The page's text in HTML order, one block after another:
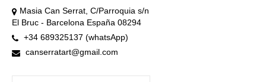
Masia Can Serrat, C/Parroquia s/n
El Bruc - Barcelona España 08294
+34 689325137 (whatsApp)
canserratart@gmail.com